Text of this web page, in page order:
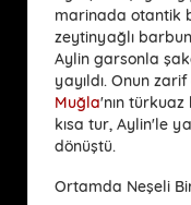
marinada otantik
zeytinyağlı
Aylin garsonla
yayıldı. Onun
Muğla'nın türkuaz
kısa tur, Aylin'le
dönüştü.
Ortamda Neşeli